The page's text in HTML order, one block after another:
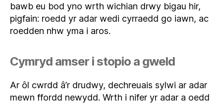
bawb eu bod yno wrth wichian drwy bigau hir,
pigfain: roedd yr adar wedi cyrraedd go iawn, ac
roedden nhw yma i aros.
Cymryd amser i stopio a gweld
Ar ôl cwrdd â’r drudwy, dechreuais sylwi ar adar
mewn ffordd newydd. Wrth i nifer yr adar a oedd